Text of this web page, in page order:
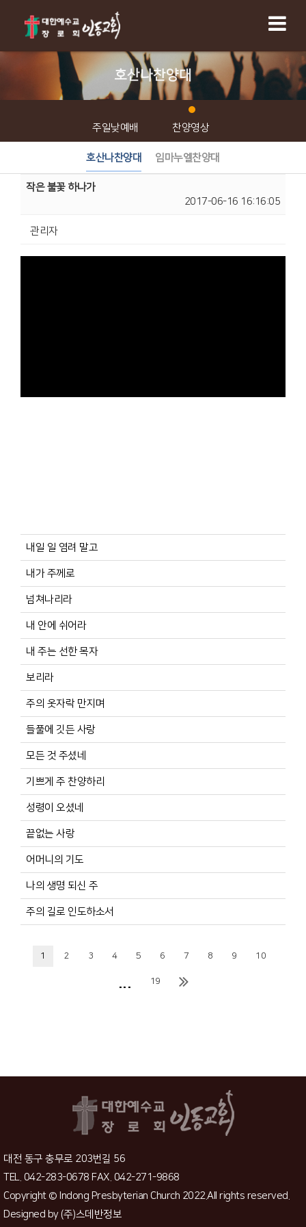
호산나찬양대
주일낮예배 찬양영상
호산나찬양대 임마누엘찬양대
작은 불꽃 하나가
2017-06-16 16:16:05
관리자
내일 일 염려 말고
내가 주께로
넘쳐나리라
내 안에 쉬어라
내 주는 선한 목자
보리라
주의 옷자락 만지며
들풀에 깃든 사랑
모든 것 주셨네
기쁘게 주 찬양하리
성령이 오셨네
끝없는 사랑
어머니의 기도
나의 생명 되신 주
주의 길로 인도하소서
1 2 3 4 5 6 7 8 9 10
... 19
대전 동구 충무로 203번길 56
TEL. 042-283-0678 FAX. 042-271-9868
Copyright © Indong Presbyterian Church 2022.All rights reserved.
Designed by(주)스데반정보